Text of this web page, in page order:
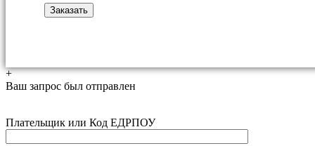
+
Ваш запрос был отправлен
Плательщик или Код ЕДРПОУ